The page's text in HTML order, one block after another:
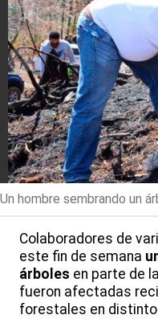
Un hombre sembrando un
Colaboradores de
este fin de semana
árboles en parte de
fueron afectadas
forestales en